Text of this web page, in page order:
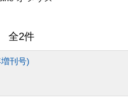
全2件
刊号)